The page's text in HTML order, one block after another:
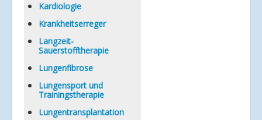
Kardiologie
Krankheitserreger
Langzeit-
Sauerstofftherapie
Lungenfibrose
Lungensport und
Trainingstherapie
Lungentransplantation